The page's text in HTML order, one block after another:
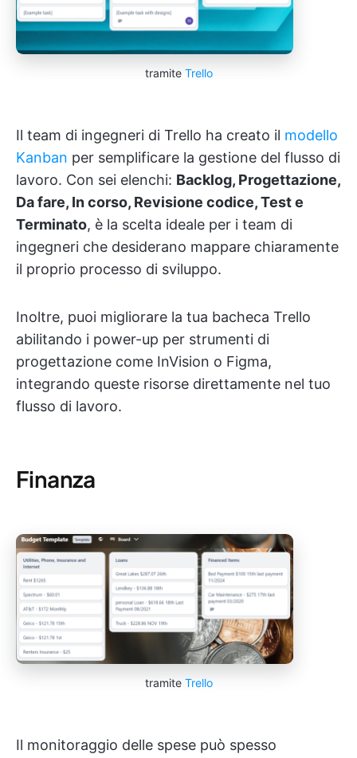
tramite Trello
Il team di ingegneri di Trello ha creato il modello
Kanban per semplificare la gestione del flusso di
lavoro. Con sei elenchi: Backlog, Progettazione,
Da fare, In corso, Revisione codice, Test e
Terminato, è la scelta ideale per i team di
ingegneri che desiderano mappare chiaramente
il proprio processo di sviluppo.
Inoltre, puoi migliorare la tua bacheca Trello
abilitando i power-up per strumenti di
progettazione come InVision o Figma,
integrando queste risorse direttamente nel tuo
flusso di lavoro.
Finanza
tramite Trello
Il monitoraggio delle spese può spesso